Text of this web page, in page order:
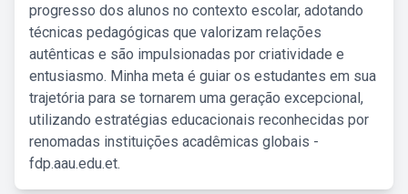
progresso dos alunos no contexto escolar, adotando
técnicas pedagógicas que valorizam relações
autênticas e são impulsionadas por criatividade e
entusiasmo. Minha meta é guiar os estudantes em sua
trajetória para se tornarem uma geração excepcional,
utilizando estratégias educacionais reconhecidas por
renomadas instituições acadêmicas globais -
fdp.aau.edu.et.